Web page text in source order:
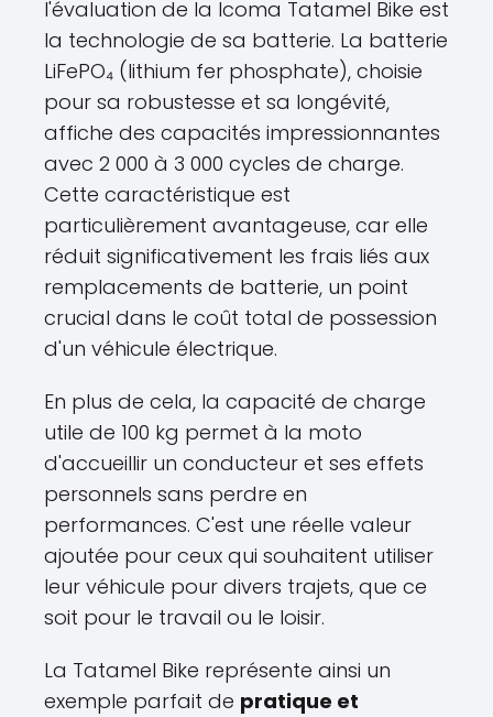
l'évaluation de la Icoma Tatamel Bike est
la technologie de sa batterie. La batterie
LiFePO₄ (lithium fer phosphate), choisie
pour sa robustesse et sa longévité,
affiche des capacités impressionnantes
avec 2 000 à 3 000 cycles de charge.
Cette caractéristique est
particulièrement avantageuse, car elle
réduit significativement les frais liés aux
remplacements de batterie, un point
crucial dans le coût total de possession
d'un véhicule électrique.
En plus de cela, la capacité de charge
utile de 100 kg permet à la moto
d'accueillir un conducteur et ses effets
personnels sans perdre en
performances. C'est une réelle valeur
ajoutée pour ceux qui souhaitent utiliser
leur véhicule pour divers trajets, que ce
soit pour le travail ou le loisir.
La Tatamel Bike représente ainsi un
exemple parfait de pratique et